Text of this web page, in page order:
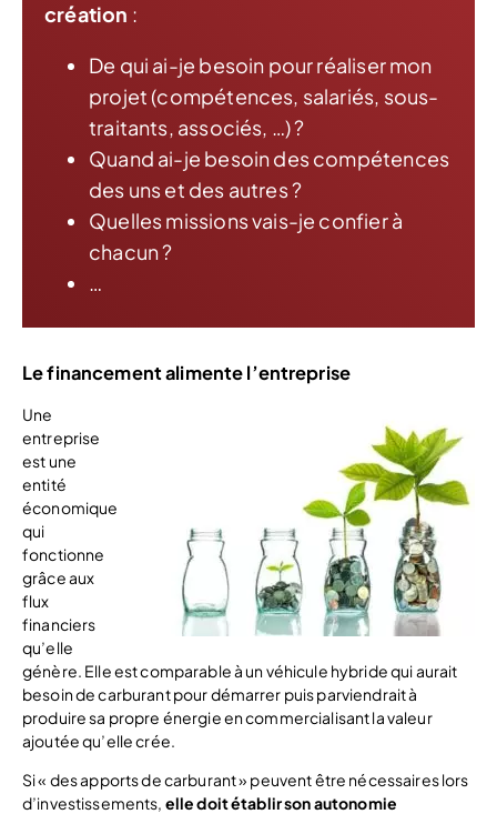
création :
De qui ai-je besoin pour réaliser mon
projet (compétences, salariés, sous-
traitants, associés, …) ?
Quand ai-je besoin des compétences
des uns et des autres ?
Quelles missions vais-je confier à
chacun ?
…
Le financement alimente l’entreprise
Une
entreprise
est une
entité
économique
qui
fonctionne
grâce aux
flux
financiers
qu’elle
génère. Elle est comparable à un véhicule hybride qui aurait
besoin de carburant pour démarrer puis parviendrait à
produire sa propre énergie en commercialisant la valeur
ajoutée qu’elle crée.
Si « des apports de carburant » peuvent être nécessaires lors
d’investissements, elle doit établir son autonomie